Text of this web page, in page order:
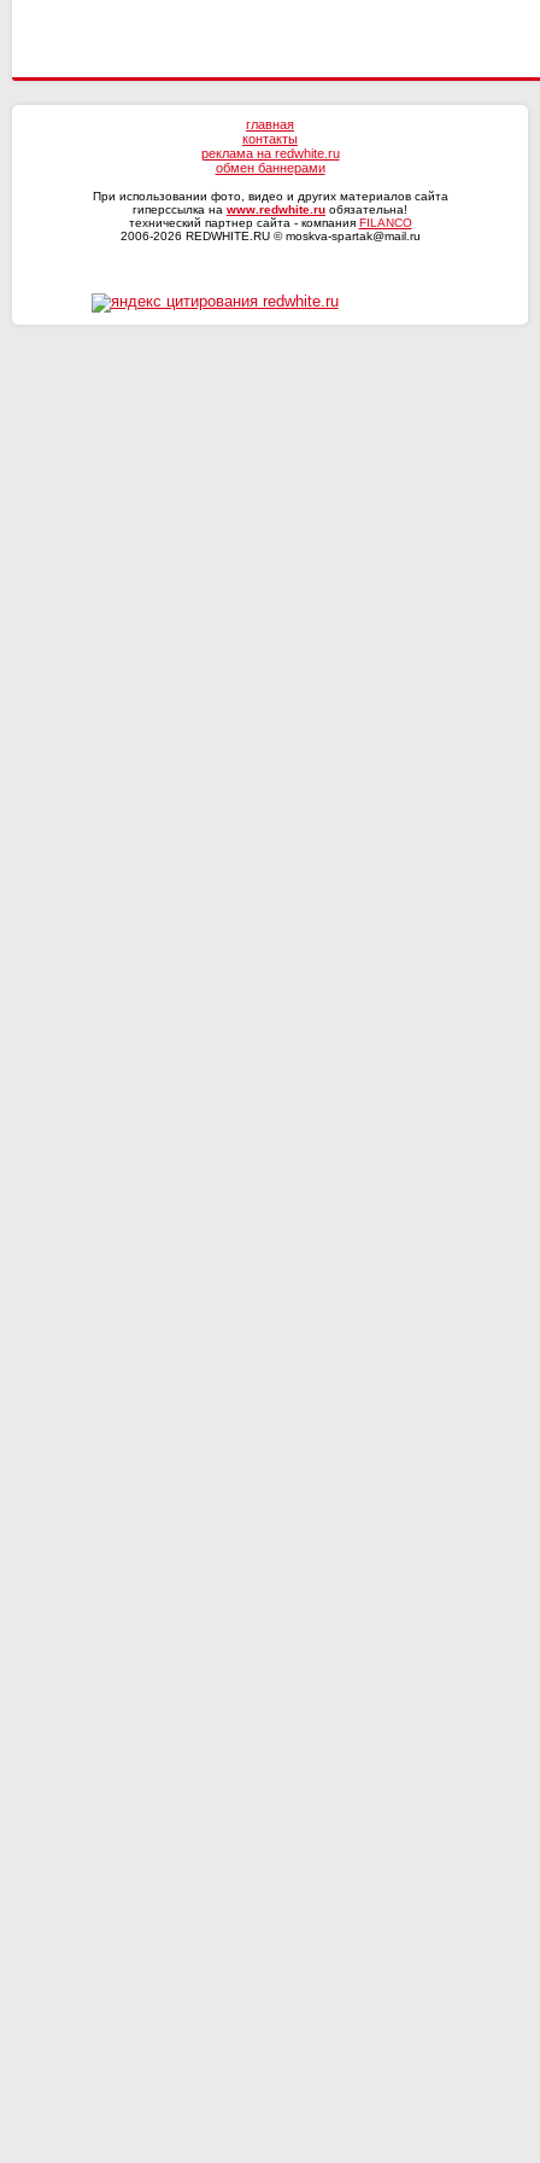
главная
контакты
реклама на redwhite.ru
обмен баннерами
При использовании фото, видео и других материалов сайта
гиперссылка на www.redwhite.ru обязательна!
технический партнер сайта - компания FILANCO
2006-2026 REDWHITE.RU © moskva-spartak@mail.ru